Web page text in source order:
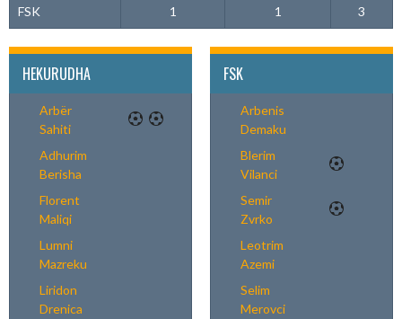
FSK 1 1 3
HEKURUDHA
Arbër
Sahiti
Adhurim
Berisha
Florent
Maliqi
Lumni
Mazreku
Liridon
Drenica
FSK
Arbenis
Demaku
Blerim
Vilanci
Semir
Zvrko
Leotrim
Azemi
Selim
Merovci